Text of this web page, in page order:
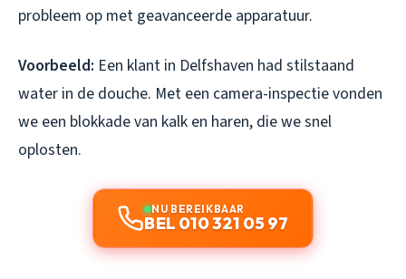
probleem op met geavanceerde apparatuur.
Voorbeeld: Een klant in Delfshaven had stilstaand
water in de douche. Met een camera-inspectie vonden
we een blokkade van kalk en haren, die we snel
oplosten.
NU BEREIKBAAR
BEL 010 321 05 97